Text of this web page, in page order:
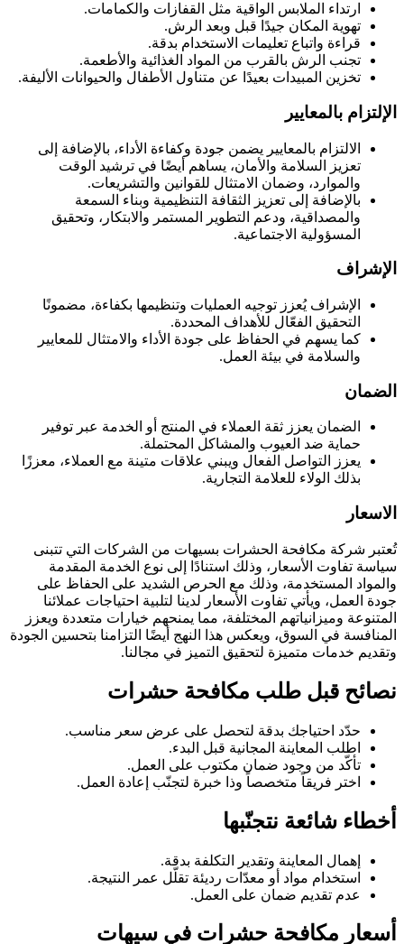
ارتداء الملابس الواقية مثل القفازات والكمامات.
تهوية المكان جيدًا قبل وبعد الرش.
قراءة واتباع تعليمات الاستخدام بدقة.
تجنب الرش بالقرب من المواد الغذائية والأطعمة.
تخزين المبيدات بعيدًا عن متناول الأطفال والحيوانات الأليفة.
الإلتزام بالمعايير
الالتزام بالمعايير يضمن جودة وكفاءة الأداء، بالإضافة إلى
تعزيز السلامة والأمان، يساهم أيضًا في ترشيد الوقت
والموارد، وضمان الامتثال للقوانين والتشريعات.
بالإضافة إلى تعزيز الثقافة التنظيمية وبناء السمعة
والمصداقية، ودعم التطوير المستمر والابتكار، وتحقيق
المسؤولية الاجتماعية.
الإشراف
الإشراف يُعزز توجيه العمليات وتنظيمها بكفاءة، مضمونًا
التحقيق الفعّال للأهداف المحددة.
كما يسهم في الحفاظ على جودة الأداء والامتثال للمعايير
والسلامة في بيئة العمل.
الضمان
الضمان يعزز ثقة العملاء في المنتج أو الخدمة عبر توفير
حماية ضد العيوب والمشاكل المحتملة.
يعزز التواصل الفعال ويبني علاقات متينة مع العملاء، معززًا
بذلك الولاء للعلامة التجارية.
الاسعار
تُعتبر شركة مكافحة الحشرات بسيهات من الشركات التي تتبنى
سياسة تفاوت الأسعار، وذلك استنادًا إلى نوع الخدمة المقدمة
والمواد المستخدمة، وذلك مع الحرص الشديد على الحفاظ على
جودة العمل، ويأتي تفاوت الأسعار لدينا لتلبية احتياجات عملائنا
المتنوعة وميزانياتهم المختلفة، مما يمنحهم خيارات متعددة ويعزز
المنافسة في السوق، ويعكس هذا النهج أيضًا التزامنا بتحسين الجودة
وتقديم خدمات متميزة لتحقيق التميز في مجالنا.
نصائح قبل طلب مكافحة حشرات
حدّد احتياجك بدقة لتحصل على عرض سعر مناسب.
اطلب المعاينة المجانية قبل البدء.
تأكّد من وجود ضمان مكتوب على العمل.
اختر فريقاً متخصصاً وذا خبرة لتجنّب إعادة العمل.
أخطاء شائعة نتجنّبها
إهمال المعاينة وتقدير التكلفة بدقة.
استخدام مواد أو معدّات رديئة تقلّل عمر النتيجة.
عدم تقديم ضمان على العمل.
أسعار مكافحة حشرات في سيهات